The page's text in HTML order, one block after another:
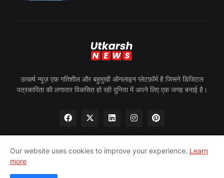
उत्कर्ष न्यूज़ एक गतिशील और बहुमुखी ऑनलाइन प्लेटफ़ॉर्म है जिसने डिजिटल
पत्रकारिता की लगातार विकसित हो रही दुनिया में अपने लिए एक जगह बनाई है।
होम
Our website uses cookies to improve your experience. Learn
more